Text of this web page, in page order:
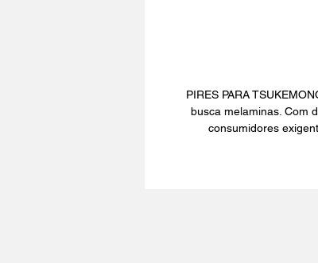
PIRES PARA
busca melaminas. Com
consumidores